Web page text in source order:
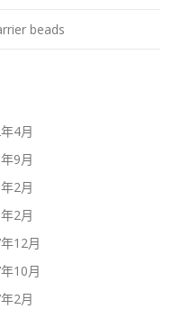
beads
4月
9月
2月
2月
12月
10月
2月